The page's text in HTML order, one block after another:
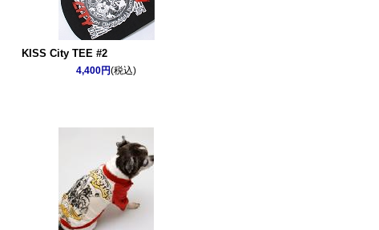
KISS City TEE #2
4,400円(税込)